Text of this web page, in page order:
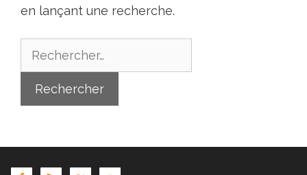
en lançant une recherche.
Rechercher :